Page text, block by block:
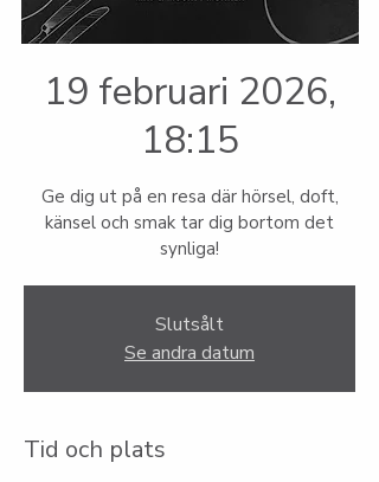
19 februari 2026,
18:15
Ge dig ut på en resa där hörsel, doft,
känsel och smak tar dig bortom det
synliga!
Slutsålt
Se andra datum
Tid och plats